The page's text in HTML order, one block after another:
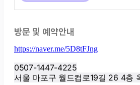
방문 및 예약안내